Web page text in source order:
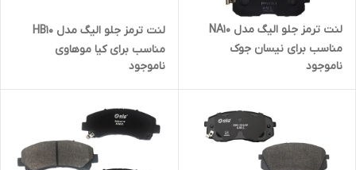
لنت ترمز جلو الیگ مدل NA10
مناسب برای نیسان جوک
ناموجود
لنت ترمز جلو الیگ مدل HB10
مناسب برای کیا موهاوی
ناموجود